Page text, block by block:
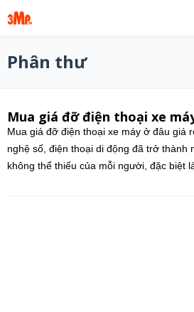
Phân thư
Mua giá đỡ điện thoại xe
Mua giá đỡ điện thoại xe máy ở đâu giá
nghệ số, điện thoại di động đã trở thành
không thể thiếu của mỗi người, đặc biệt